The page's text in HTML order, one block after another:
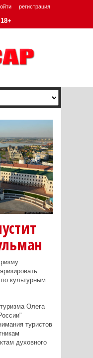
регистрация
18+
культурным
Олега
туристов
духовного